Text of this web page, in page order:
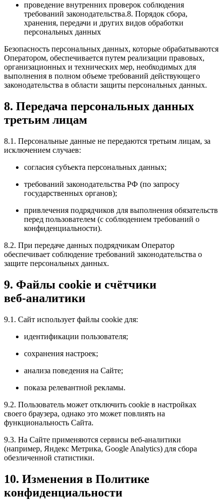
проведение внутренних проверок соблюдения
требований законодательства.8. Порядок сбора,
хранения, передачи и других видов обработки
персональных данных
Безопасность персональных данных, которые обрабатываются
Оператором, обеспечивается путем реализации правовых,
организационных и технических мер, необходимых для
выполнения в полном объеме требований действующего
законодательства в области защиты персональных данных.
8. Передача персональных данных
третьим лицам
8.1. Персональные данные не передаются третьим лицам, за
исключением случаев:
согласия субъекта персональных данных;
требований законодательства РФ (по запросу
государственных органов);
привлечения подрядчиков для выполнения обязательств
перед пользователем (с соблюдением требований о
конфиденциальности).
8.2. При передаче данных подрядчикам Оператор
обеспечивает соблюдение требований законодательства о
защите персональных данных.
9. Файлы cookie и счётчики
веб‑аналитики
9.1. Сайт использует файлы cookie для:
идентификации пользователя;
сохранения настроек;
анализа поведения на Сайте;
показа релевантной рекламы.
9.2. Пользователь может отключить cookie в настройках
своего браузера, однако это может повлиять на
функциональность Сайта.
9.3. На Сайте применяются сервисы веб‑аналитики
(например, Яндекс Метрика, Google Analytics) для сбора
обезличенной статистики.
10. Изменения в Политике
конфиденциальности